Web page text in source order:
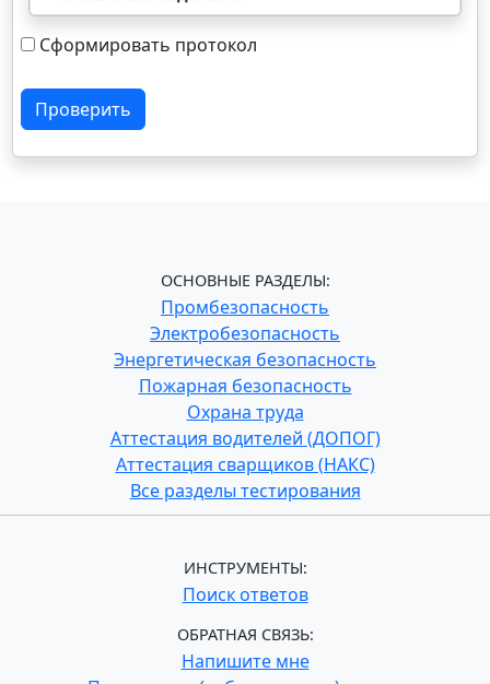
Сформировать протокол
Проверить
ОСНОВНЫЕ РАЗДЕЛЫ:
Промбезопасность
Электробезопасность
Энергетическая безопасность
Пожарная безопасность
Охрана труда
Аттестация водителей (ДОПОГ)
Аттестация сварщиков (НАКС)
Все разделы тестирования
ИНСТРУМЕНТЫ:
Поиск ответов
ОБРАТНАЯ СВЯЗЬ:
Напишите мне